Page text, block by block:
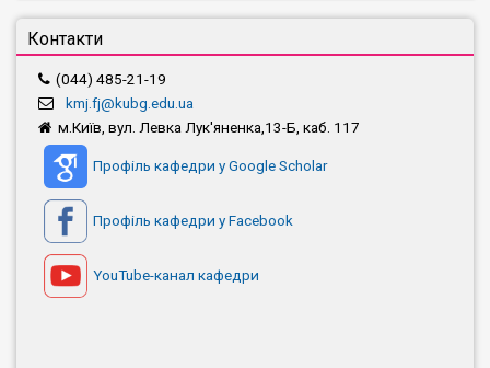
Контакти
(044) 485-21-19
kmj.fj@kubg.edu.ua
м.Київ, вул. Левка Лук'яненка,13-Б, каб. 117
Профіль кафедри у Google Scholar
Профіль кафедри у Facebook
YouTube-канал кафедри